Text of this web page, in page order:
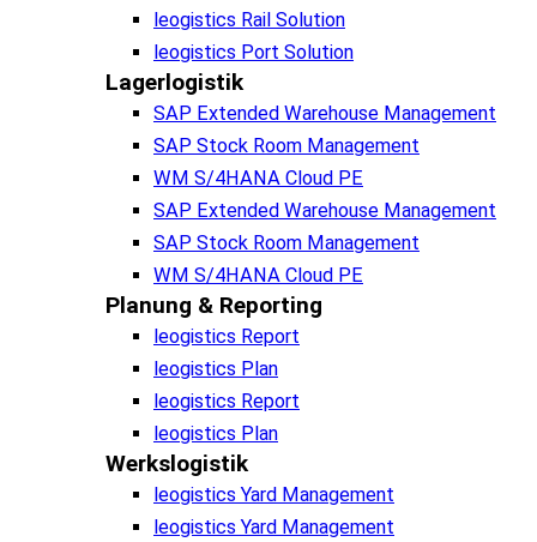
leogistics Rail Solution
leogistics Port Solution
Lagerlogistik
SAP Extended Warehouse Management
SAP Stock Room Management
WM S/4HANA Cloud PE
SAP Extended Warehouse Management
SAP Stock Room Management
WM S/4HANA Cloud PE
Planung & Reporting
leogistics Report
leogistics Plan
leogistics Report
leogistics Plan
Werkslogistik
leogistics Yard Management
leogistics Yard Management